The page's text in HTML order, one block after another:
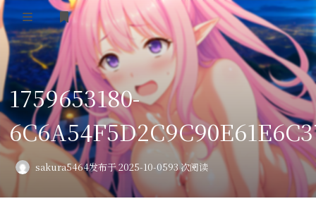
首页
VPS评测
AI绘画
教程
图库
登录
1759653180-
sakura5464发布于 2025-10-0593 次阅读